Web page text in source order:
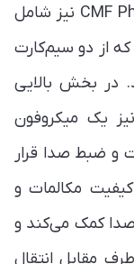
همان پایین فریم گوشی ناتینگ CMF Phone 1 نیز شامل
از دو سیم‌کارت
در بخش بالایی
فریم گوشی ناتینگ CMF Phone 1 نیز یک میکروفون
و ضبط صدا قرار
مکالمات و
کمک می‌کند و
مقابل انتقال